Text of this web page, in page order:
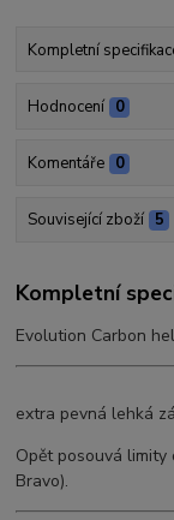
Kompletní
Hodnocení 0
Komentáře 0
Související zboží 5
Kompletní
Evolution Carbon
extra pevná lehká
Opět posouvá limity
Bravo).